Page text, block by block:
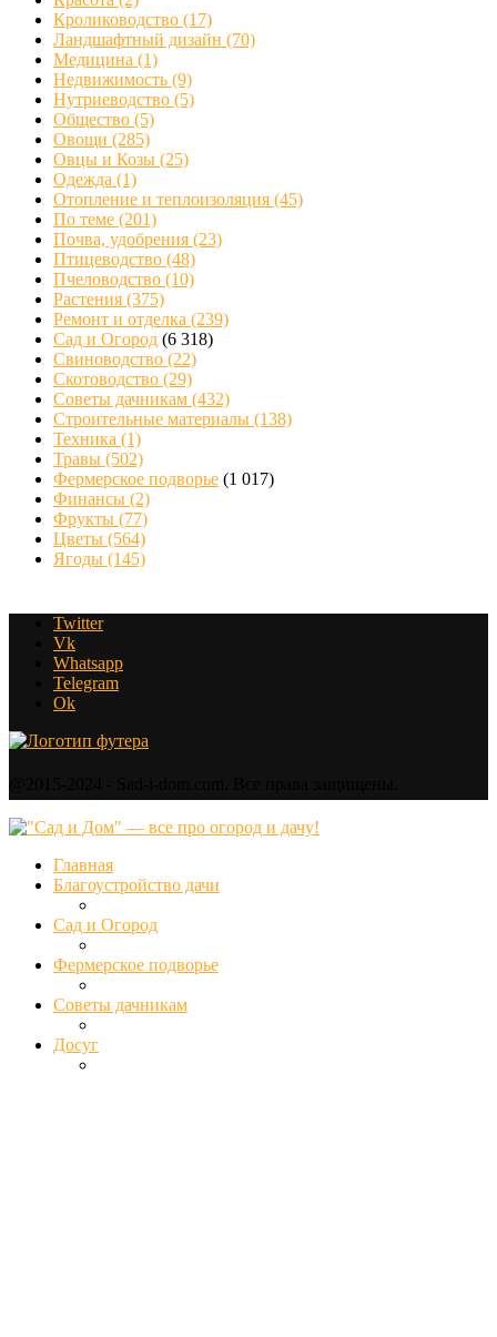
Кролиководство (17)
Ландшафтный дизайн (70)
Медицина (1)
Недвижимость (9)
Нутриеводство (5)
Общество (5)
Овощи (285)
Овцы и Козы (25)
Одежда (1)
Отопление и теплоизоляция (45)
По теме (201)
Почва, удобрения (23)
Птицеводство (48)
Пчеловодство (10)
Растения (375)
Ремонт и отделка (239)
Сад и Огород (6 318)
Свиноводство (22)
Скотоводство (29)
Советы дачникам (432)
Строительные материалы (138)
Техника (1)
Травы (502)
Фермерское подворье (1 017)
Финансы (2)
Фрукты (77)
Цветы (564)
Ягоды (145)
Twitter
Vk
Whatsapp
Telegram
Ok
Главная
Благоустройство дачи
Сад и Огород
Фермерское подворье
Советы дачникам
Досуг